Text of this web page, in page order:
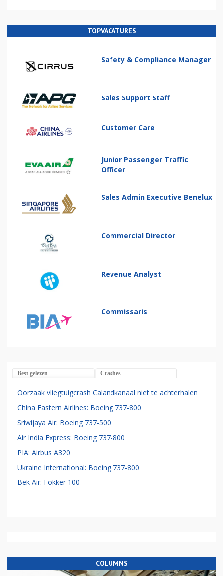
TOPVACATURES
Safety & Compliance Manager
Sales Support Staff
Customer Care
Junior Passenger Traffic
Officer
Sales Admin Executive Benelux
Commercial Director
Revenue Analyst
Commissaris
Best gelezen Crashes
Oorzaak vliegtuigcrash Calandkanaal niet te achterhalen
China Eastern Airlines: Boeing 737-800
Sriwijaya Air: Boeing 737-500
Air India Express: Boeing 737-800
PIA: Airbus A320
Ukraine International: Boeing 737-800
Bek Air: Fokker 100
COLUMNS